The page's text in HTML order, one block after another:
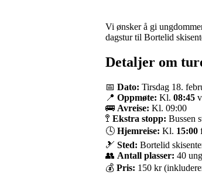
Vi ønsker å gi
dagstur til Bortelid
Detaljer om
📅 Dato: Tirsdag 18.
📍 Oppmøte: Kl. 08:45
🚌 Avreise: Kl. 09:00
🚏 Ekstra stopp: Bussen
🕓 Hjemreise: Kl. 15:00
🎿 Sted: Bortelid
👥 Antall plasser: 40
💰 Pris: 150 kr